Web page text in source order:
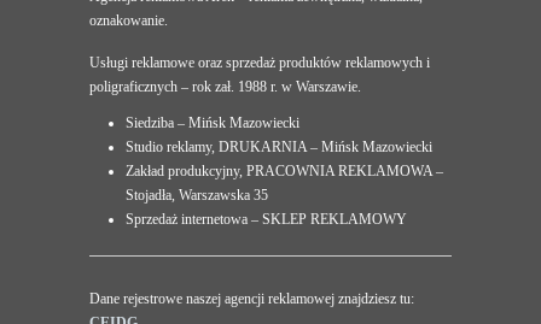
oznakowanie.
Usługi reklamowe oraz sprzedaż produktów reklamowych i
poligraficznych – rok zał. 1988 r. w Warszawie.
Siedziba – Mińsk Mazowiecki
Studio reklamy, DRUKARNIA – Mińsk Mazowiecki
Zakład produkcyjny, PRACOWNIA REKLAMOWA –
Stojadła, Warszawska 35
Sprzedaż internetowa – SKLEP REKLAMOWY
Dane rejestrowe naszej agencji reklamowej znajdziesz tu: